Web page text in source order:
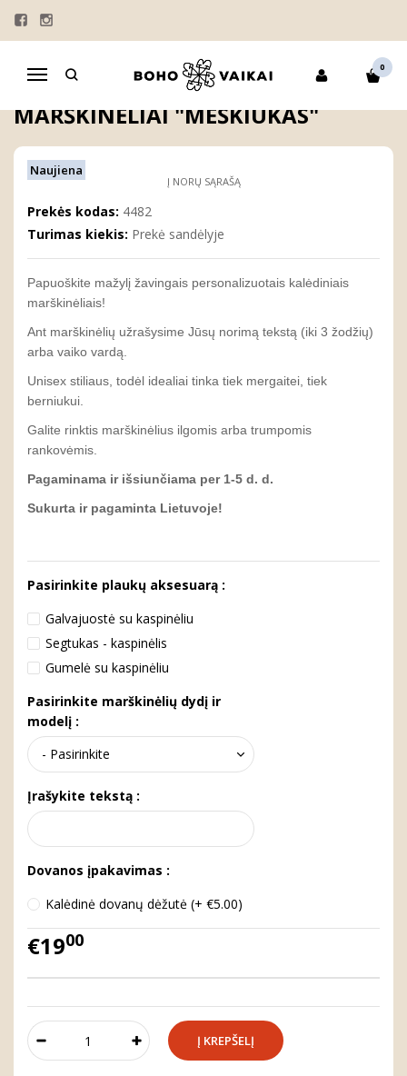
Navigacija
0
Pagrindinis
MARŠKINĖLIAI
Personalizuoti kalėdiniai marškinėliai "MEŠKIUKAS"
PERSONALIZUOTI KALĖDINIAI
MARŠKINĖLIAI "MEŠKIUKAS"
Naujiena
Į NORŲ SĄRAŠĄ
Prekės kodas: 4482
Turimas kiekis: Prekė sandėlyje
Papuoškite mažylį žavingais personalizuotais kalėdiniais
marškinėliais!
Ant marškinėlių užrašysime Jūsų norimą tekstą (iki 3 žodžių)
arba vaiko vardą.
Unisex stiliaus, todėl idealiai tinka tiek mergaitei, tiek
berniukui.
Galite rinktis marškinėlius ilgomis arba trumpomis
rankovėmis.
Pagaminama ir išsiunčiama per 1-5 d. d.
Sukurta ir pagaminta Lietuvoje!
Pasirinkite plaukų aksesuarą :
Galvajuostė su kaspinėliu
Segtukas - kaspinėlis
Gumelė su kaspinėliu
Pasirinkite marškinėlių dydį ir
modelį :
Įrašykite tekstą :
Dovanos įpakavimas :
Kalėdinė dovanų dėžutė (+ €5.00)
€1900